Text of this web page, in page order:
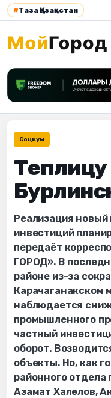
#Таза Қазақстан
Социум
Теплицу
Реализация новый
инвестиций
передаёт
ГОРОД». В
районе из-за
Карачаганакском
наблюдается
промышленного
частный
оборот.
объекты. Но, как
районного отдела
Азамат Халелов,